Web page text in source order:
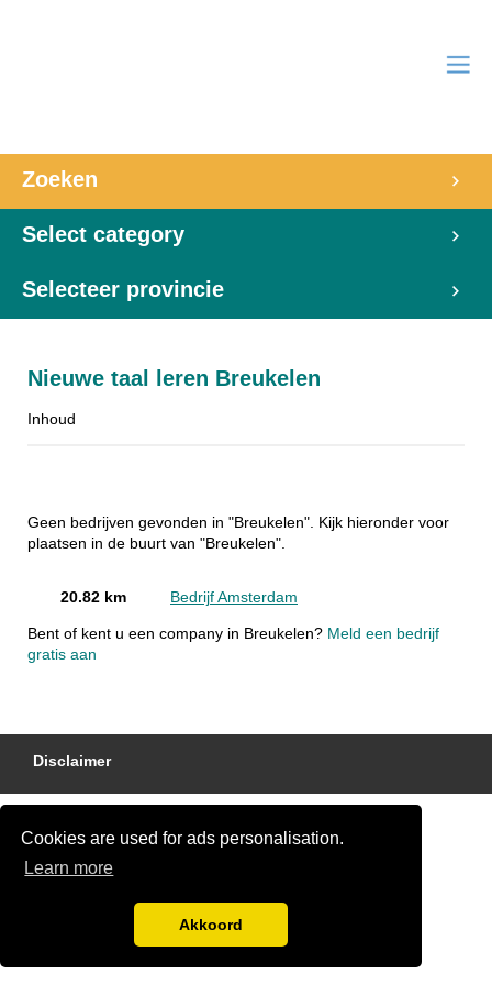
Cookies are used for ads personalisation.
Learn more
Akkoord
Zoeken
Select category
Selecteer provincie
Nieuwe taal leren Breukelen
Inhoud
Geen bedrijven gevonden in "Breukelen". Kijk hieronder voor
plaatsen in de buurt van "Breukelen".
20.82 km Bedrijf Amsterdam
Bent of kent u een company in Breukelen? Meld een bedrijf
gratis aan
Disclaimer